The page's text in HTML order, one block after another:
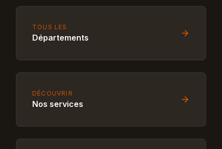
TOUS LES
Départements
DÉCOUVRIR
Nos services